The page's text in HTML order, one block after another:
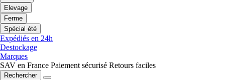
Elevage
Ferme
Spécial été
Expédiés en 24h
Destockage
Marques
SAV en France Paiement sécurisé Retours faciles
Rechercher